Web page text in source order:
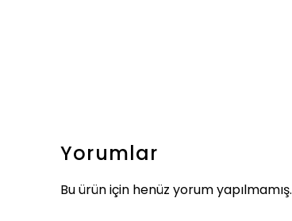
Yorumlar
Bu ürün için henüz yorum yapılmamış.